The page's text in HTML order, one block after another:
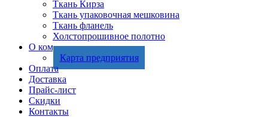
Ткань Кирза
Ткань упаковочная мешковина
Ткань фланель
Холстопрошивное полотно
О компании
Карта предприятия
Оплата
Доставка
Прайс-лист
Скидки
Контакты